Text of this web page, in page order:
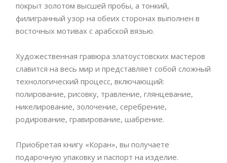
покрыт золотом высшей пробы, а тонкий,
филигранный узор на обеих сторонах выполнен в
восточных мотивах с арабской вязью.
Художественная гравюра златоустовских мастеров
славится на весь мир и представляет собой сложный
технологический процесс, включающий:
полирование, рисовку, травление, глянцевание,
никелирование, золочение, серебрение,
родирование, гравирование, шабрение.
Приобретая книгу «Коран», вы получаете
подарочную упаковку и паспорт на изделие.